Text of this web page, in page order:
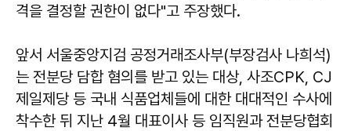
격을 결정할 권한이 없다"고 주장했다.
앞서 서울중앙지검 공정거래조사부(부장검사 나희석)
는 전분당 담합 혐의를 받고 있는 대상, 사조CPK, CJ
제일제당 등 국내 식품업체들에 대한 대대적인 수사에
착수한 뒤 지난 4월 대표이사 등 임직원과 전분당협회